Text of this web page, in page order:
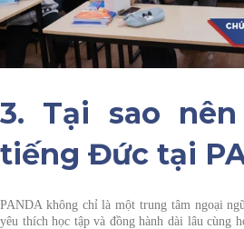
3. Tại sao
tiếng Đức tại
PANDA không chỉ là một trung tâm ngoại
yêu thích học tập và đồng hành dài lâu cùng